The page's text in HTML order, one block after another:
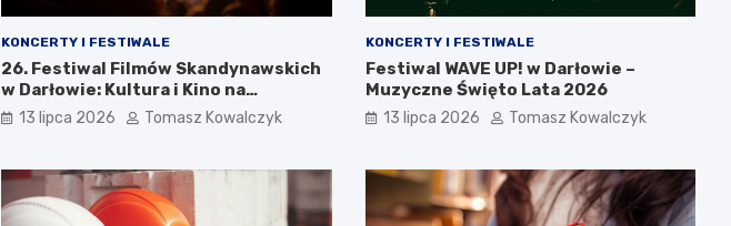
KONCERTY I FESTIWALE
26. Festiwal Filmów Skandynawskich
w Darłowie: Kultura i Kino na
Wyciągnięcie Ręki
13 lipca 2026 Tomasz Kowalczyk
KONCERTY I FESTIWALE
Festiwal WAVE UP! w Darłowie –
Muzyczne Święto Lata 2026
13 lipca 2026 Tomasz Kowalczyk